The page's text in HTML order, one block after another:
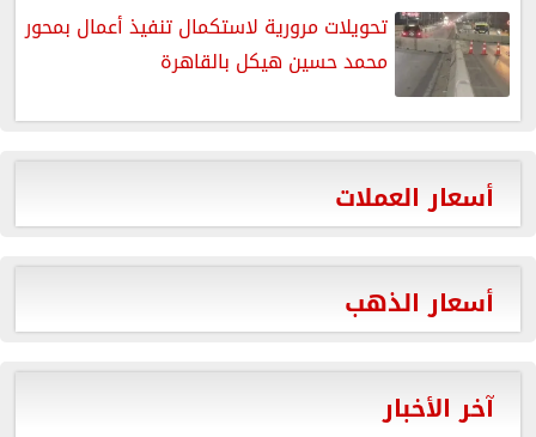
تحويلات مرورية لاستكمال تنفيذ أعمال بمحور
محمد حسين هيكل بالقاهرة
أسعار العملات
أسعار الذهب
آخر الأخبار